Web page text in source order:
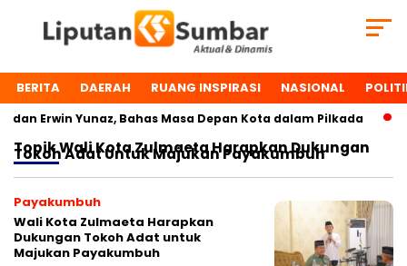
BERITA DAERAH RUANG INSPIRASI NASIONAL
Erwin Yunaz, Bahas Masa Depan Kota dalam Pilkada
TopikWali Kota Zulmaeta Harapkan Dukungan
Tokoh Adat Untuk Majukan Payakumbuh
Payakumbuh
Wali Kota Zulmaeta Harapkan
Dukungan Tokoh Adat untuk
Majukan Payakumbuh